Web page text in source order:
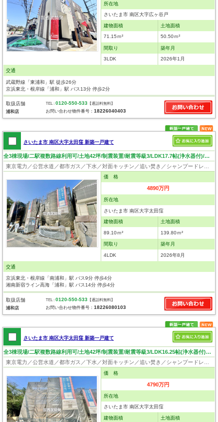
所在地
さいたま市 南区大字広ヶ谷戸
建物面積
71.15ｍ²
土地面積
50.50ｍ²
間取り
3LDK
築年月
2026年1月
交通
武蔵野線「東浦和」駅 徒歩26分
京浜東北・根岸線「浦和」駅 バス13分 停歩2分
取扱店舗
浦和店
TEL :0120-550-533 【通話料無料】
お問い合わせ物件番号：18226040403
さいたま市 南区大字太田窪 新築一戸建て
全3棟現場/二駅複数路線利用可/土地42坪/制震装置/耐震等級3/LDK17.7帖(浄水器付)/カースペース2台可！
価 格
4890万円
所在地
さいたま市 南区大字太田窪
建物面積
89.10ｍ²
土地面積
139.80ｍ²
間取り
4LDK
築年月
2026年8月
交通
京浜東北・根岸線「南浦和」駅 バス9分 停歩4分
湘南新宿ライン高海「浦和」駅 バス14分 停歩4分
取扱店舗
浦和店
TEL :0120-550-533 【通話料無料】
お問い合わせ物件番号：18226080103
さいたま市 南区大字太田窪 新築一戸建て
全3棟現場/二駅複数路線利用可/土地42坪/制震装置/耐震等級3/LDK16.25帖(浄水器付)/ワイドスパンバルコニー
価 格
4790万円
所在地
さいたま市 南区大字太田窪
建物面積 土地面積